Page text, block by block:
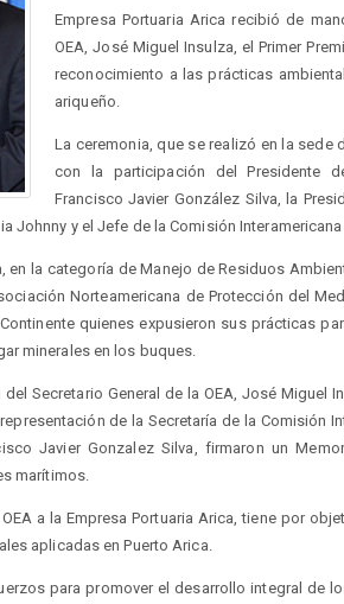
Empresa Portuaria Arica recibió de
OEA, José Miguel Insulza, el Primer
reconocimiento a las prácticas
ariqueño.
La ceremonia, que se realizó en la sede
con la participación del Presidente
Francisco Javier González Silva, la
Johnny y el Jefe de la Comisión Interamericana
en la categoría de Manejo de Residuos
Norteamericana de Protección del
quienes expusieron sus prácticas
minerales en los buques.
Secretario General de la OEA, José Miguel
de la Secretaría de la Comisión
Javier Gonzalez Silva, firmaron un
marítimos.
a la Empresa Portuaria Arica, tiene por
aplicadas en Puerto Arica.
para promover el desarrollo integral de